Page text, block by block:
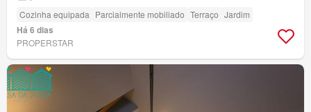
Cozinha equipada Parcialmente mobiliado Terraço Jardim
Há 6 dias
PROPERSTAR